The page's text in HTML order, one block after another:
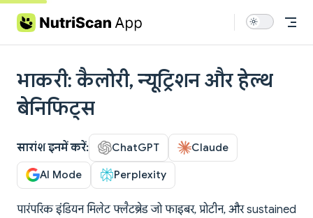
Skip to content
भाकरी: कैलोरी, न्यूट्रिशन और हेल्थ
बेनिफिट्स
सारांश इनमें करें: ChatGPT Claude
AI Mode Perplexity
पारंपरिक इंडियन मिलेट फ्लैटब्रेड जो फाइबर, प्रोटीन, और sustained